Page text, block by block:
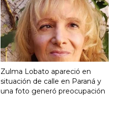
Zulma Lobato apareció en
situación de calle en Paraná y
una foto generó preocupación